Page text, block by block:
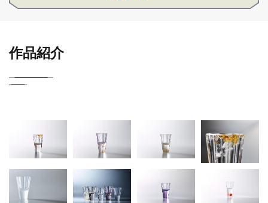
作品紹介